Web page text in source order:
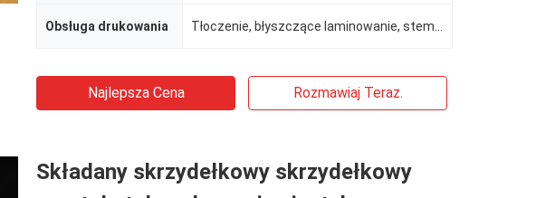
Obsługa drukowania
Najlepsza Cena Rozmawiaj Teraz.
Składany skrzydełkowy skrzydełkowy